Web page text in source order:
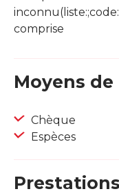
comprise
Moyens
Chèque
Espèces
Prestations